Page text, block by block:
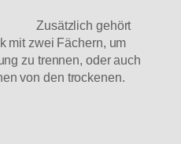
Zusätzlich gehört
mit zwei Fächern, um
zu trennen, oder auch
von den trockenen.